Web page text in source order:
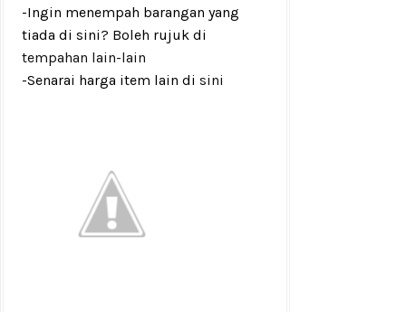
-Ingin menempah barangan yang
tiada di sini? Boleh rujuk di
tempahan lain-lain
-Senarai harga item lain di sini